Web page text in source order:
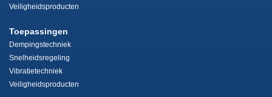
Veiligheidsproducten
Toepassingen
Dempingstechniek
Snelheidsregeling
Vibratietechniek
Veiligheidsproducten